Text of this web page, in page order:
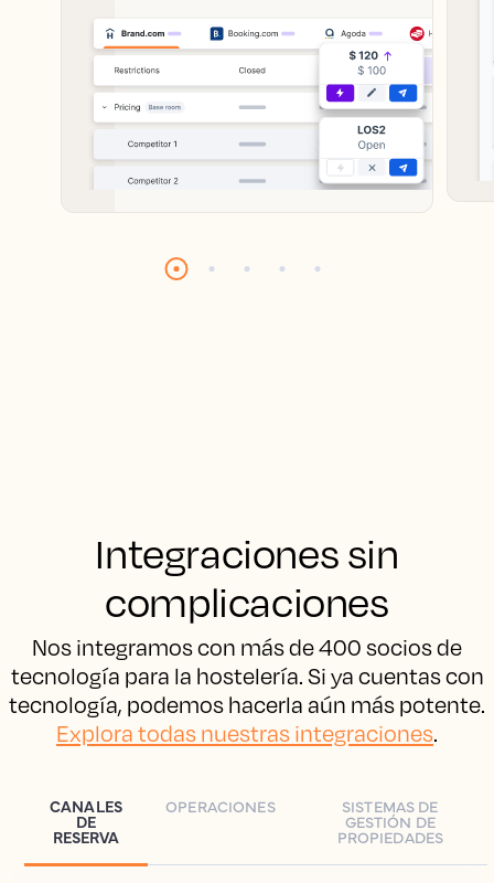
Integraciones sin
complicaciones
Nos integramos con más de 400 socios de
tecnología para la hostelería. Si ya cuentas con
tecnología, podemos hacerla aún más potente.
Explora todas nuestras integraciones.
CANALES
DE
RESERVA
OPERACIONES SISTEMAS DE
GESTIÓN DE
PROPIEDADES